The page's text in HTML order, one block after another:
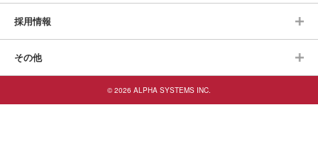
採用情報
その他
© 2026 ALPHA SYSTEMS INC.